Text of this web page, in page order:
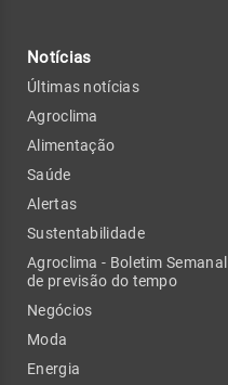
Notícias
Últimas notícias
Agroclima
Alimentação
Saúde
Alertas
Sustentabilidade
Agroclima - Boletim Semanal
de previsão do tempo
Negócios
Moda
Energia